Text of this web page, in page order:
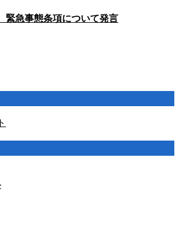
急事態条項について発言